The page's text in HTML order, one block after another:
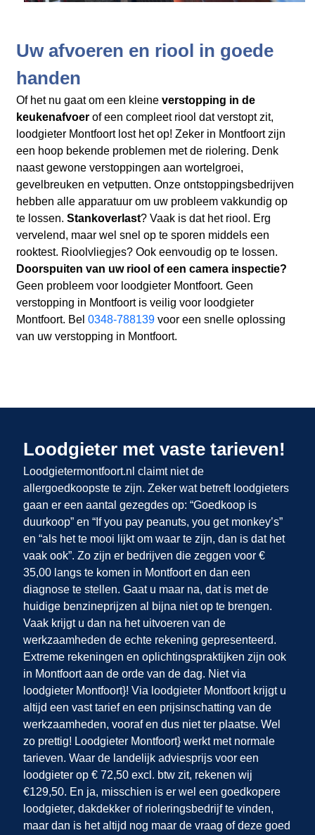
Uw afvoeren en riool in goede
handen
Of het nu gaat om een kleine verstopping in de
keukenafvoerof een compleet riool dat verstopt zit,
loodgieter Montfoort lost het op! Zeker in Montfoort zijn
een hoop bekende problemen met de riolering. Denk
naast gewone verstoppingen aan wortelgroei,
gevelbreuken en vetputten. Onze ontstoppingsbedrijven
hebben alle apparatuur om uw probleem vakkundig op
te lossen. Stankoverlast? Vaak is dat het riool. Erg
vervelend, maar wel snel op te sporen middels een
rooktest. Rioolvliegjes? Ook eenvoudig op te lossen.
Doorspuiten van uw riool of een camera inspectie?
Geen probleem voor loodgieter Montfoort. Geen
verstopping in Montfoort is veilig voor loodgieter
Montfoort. Bel 0348-788139voor een snelle oplossing
van uw verstopping in Montfoort.
Loodgieter met vaste tarieven!
Loodgietermontfoort.nl claimt niet de
allergoedkoopste te zijn. Zeker wat betreft loodgieters
gaan er een aantal gezegdes op: “Goedkoop is
duurkoop” en “If you pay peanuts, you get monkey’s”
en “als het te mooi lijkt om waar te zijn, dan is dat het
vaak ook”. Zo zijn er bedrijven die zeggen voor €
35,00 langs te komen in Montfoort en dan een
diagnose te stellen. Gaat u maar na, dat is met de
huidige benzineprijzen al bijna niet op te brengen.
Vaak krijgt u dan na het uitvoeren van de
werkzaamheden de echte rekening gepresenteerd.
Extreme rekeningen en oplichtingspraktijken zijn ook
in Montfoortaan de orde van de dag. Niet via
loodgieter Montfoort}! Via loodgieter Montfoort krijgt u
altijd een vast tarief en een prijsinschatting van de
werkzaamheden, vooraf en dus niet ter plaatse. Wel
zo prettig! Loodgieter Montfoort} werkt met normale
tarieven. Waar de landelijk adviesprijs voor een
loodgieter op € 72,50 excl. btw zit, rekenen wij
€129,50. En ja, misschien is er wel een goedkopere
loodgieter, dakdekker of rioleringsbedrijf te vinden,
maar dan is het altijd nog maar de vraag of deze goed